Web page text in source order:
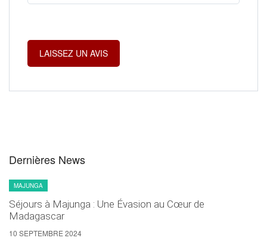
Dernières News
MAJUNGA
Séjours à Majunga : Une Évasion au Cœur de
Madagascar
10 SEPTEMBRE 2024